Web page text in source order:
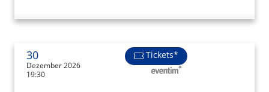
30
Dezember 2026
19:30
Tickets*